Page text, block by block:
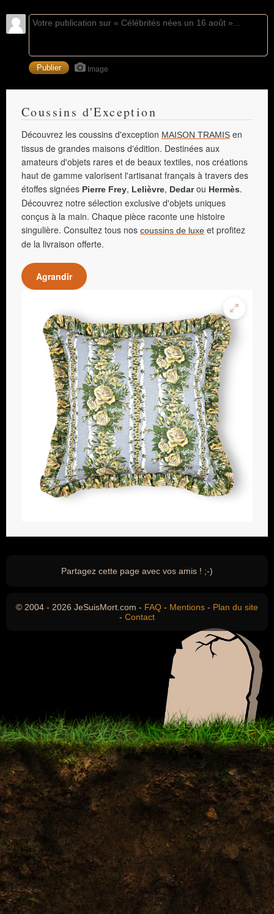
Image
Coussins d'Exception
Découvrez les coussins d'exception MAISON TRAMIS en
tissus de grandes maisons d'édition. Destinées aux
amateurs d'objets rares et de beaux textiles, nos créations
haut de gamme valorisent l'artisanat français à travers des
étoffes signées Pierre Frey, Lelièvre, Dedarou Hermès.
Découvrez notre sélection exclusive d'objets uniques
conçus à la main. Chaque pièce raconte une histoire
singulière. Consultez tous nos coussins de luxe et profitez
de la livraison offerte.
Agrandir
Partagez cette page avec vos amis ! ;-)
© 2004 - 2026 JeSuisMort.com - FAQ - Mentions - Plan du site
- Contact